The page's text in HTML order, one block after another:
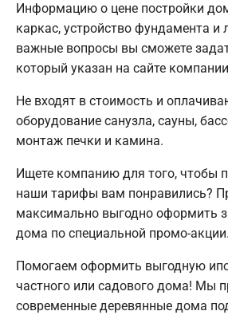
Информацию о цене постройки
каркас, устройство фундамента и
важные вопросы вы сможете
который указан на сайте
Не входят в стоимость и
оборудование санузла, сауны,
монтаж печки и камина.
Ищете компанию для того, чтобы
наши тарифы вам понравились?
максимально выгодно оформить
дома по специальной промо-акции.
Помогаем оформить выгодную
частного или садового дома! Мы
современные деревянные дома